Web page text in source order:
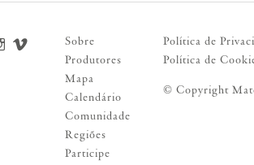
Sobre
Produtores
Mapa
Calendário
Comunidade
Regiões
Participe
Política de
Política de
© Copyright